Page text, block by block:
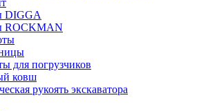
DIGGA
ROCKMAN
для погрузчиков
ковш
рукоять экскаватора